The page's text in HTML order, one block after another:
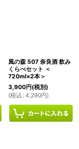
風の森 507 奈良酒 飲み
くらべセット ＜
720ml×2本＞
3,900円(税別)
(税込 : 4,290円)